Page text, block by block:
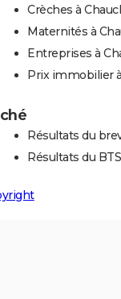
Crèches à
Maternités à
Entreprises à
Prix immobilier
Résultats du
Résultats du